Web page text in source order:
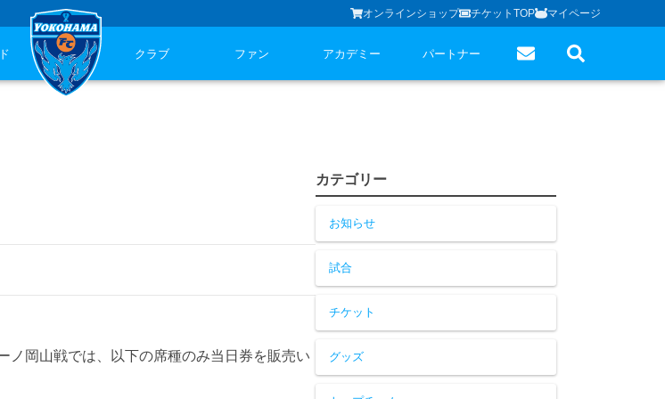
オンラインショップ チケットTOP マイページ
クラブ ファン アカデミー パートナー
ノ岡山戦では、以下の席種のみ当日券を販売い
カテゴリー
お知らせ
試合
チケット
グッズ